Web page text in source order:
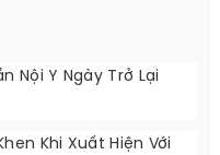
Nội Y Ngày Trở Lại
Khi Xuất Hiện Với